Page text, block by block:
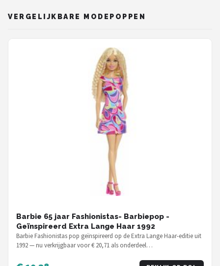
VERGELIJKBARE MODEPOPPEN
Barbie 65 jaar Fashionistas- Barbiepop -
Geïnspireerd Extra Lange Haar 1992
Barbie Fashionistas pop geïnspireerd op de Extra Lange Haar-editie uit
1992 — nu verkrijgbaar voor € 20,71 als onderdeel…